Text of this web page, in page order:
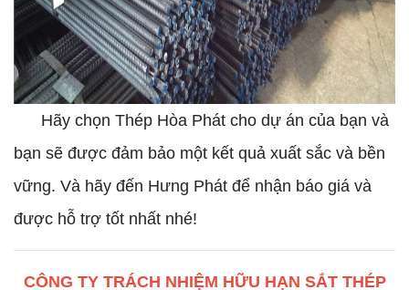
Hãy chọn Thép Hòa Phát cho dự án của bạn và
bạn sẽ được đảm bảo một kết quả xuất sắc và bền
vững. Và hãy đến Hưng Phát để nhận báo giá và
được hỗ trợ tốt nhất nhé!
CÔNG TY TRÁCH NHIỆM HỮU HẠN SẮT THÉP